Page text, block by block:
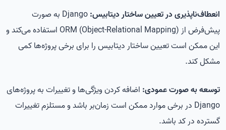
انعطاف‌ناپذیری در تعیین ساختار دیتابیس:
Django به صورت
پیش‌فرض از ORM (Object-Relational Mapping) استفاده می‌کند و
این ممکن است تعیین ساختار دیتابیس را برای برخی پروژه‌ها کمی
مشکل کند.
توسعه به صورت عمودی: اضافه کردن ویژگی‌ها و تغییرات به پروژه‌های
Django در برخی موارد ممکن است زمان‌بر باشد و مستلزم تغییرات
گسترده در کد باشد.